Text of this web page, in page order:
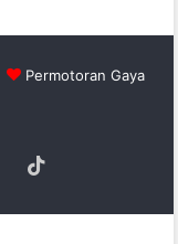
Permotoran Gaya